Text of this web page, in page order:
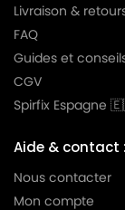
MIELE
MIELE
MIELE
MIELE
Livraison &
FAQ
Guides et
CGV
Spirfix Espagne
Aide & contact :
Nous contacter
Mon compte